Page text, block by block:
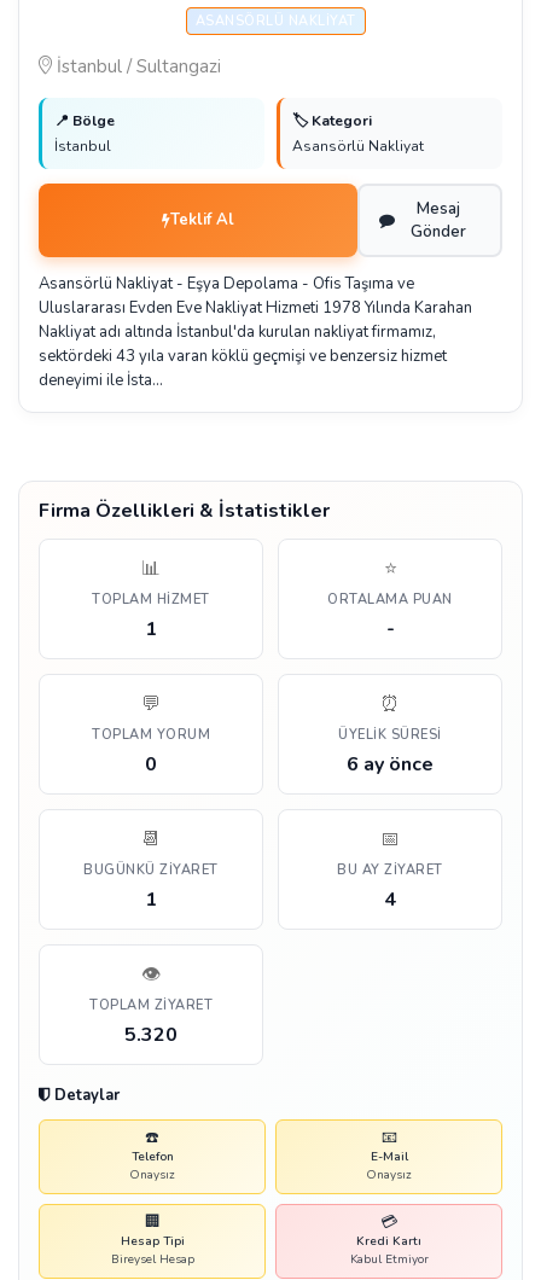
ASANSÖRLÜ NAKLIYAT
İstanbul / Sultangazi
📍 Bölge
İstanbul
🏷️ Kategori
Asansörlü Nakliyat
Teklif Al
Mesaj
Gönder
Asansörlü Nakliyat - Eşya Depolama - Ofis Taşıma ve
Uluslararası Evden Eve Nakliyat Hizmeti 1978 Yılında Karahan
Nakliyat adı altında İstanbul'da kurulan nakliyat firmamız,
sektördeki 43 yıla varan köklü geçmişi ve benzersiz hizmet
deneyimi ile İsta…
Firma Özellikleri & İstatistikler
📊
TOPLAM HIZMET
1
⭐
ORTALAMA PUAN
-
💬
TOPLAM YORUM
0
⏰
ÜYELIK SÜRESI
6 ay önce
📆
BUGÜNKÜ ZIYARET
1
📅
BU AY ZIYARET
4
👁️
TOPLAM ZIYARET
5.320
Detaylar
☎️
Telefon
Onaysız
📧
E-Mail
Onaysız
🏢
Hesap Tipi
Bireysel Hesap
💳
Kredi Kartı
Kabul Etmiyor